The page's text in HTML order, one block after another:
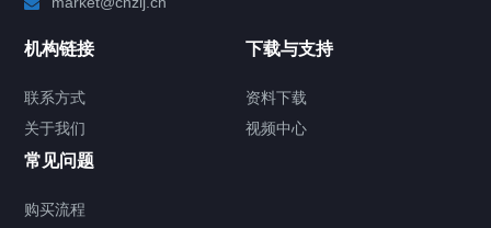
TCU温度控制单元
Chiller气体控温系统
机构链接
联系方式
关于我们
下载与支持
资料下载
视频中心
常见问题
购买流程